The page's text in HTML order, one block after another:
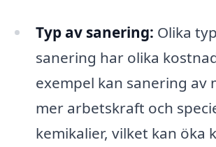
Typ av sanering: Olika
sanering har olika
exempel kan sanering av
mer arbetskraft och
kemikalier, vilket kan öka